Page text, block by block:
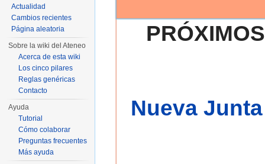
Nueva
Actualidad
Cambios recientes
Página aleatoria
Sobre la wiki del Ateneo
Acerca de esta wiki
Los cinco pilares
Reglas genéricas
Contacto
Ayuda
Tutorial
Cómo colaborar
Preguntas frecuentes
Más ayuda